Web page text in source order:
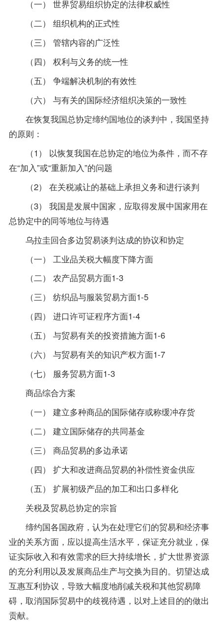
（一） 世界贸易组织协定的法律权威性
（二） 组织机构的正式性
（三） 管辖内容的广泛性
（四） 权利与义务的统一性
（五） 争端解决机制的有效性
（六） 与有关的国际经济组织决策的一致性
在恢复我国总协定缔约国地位的谈判中，我国坚持
的原则：
（1） 以恢复我国在总协定的地位为条件，而不存
在“加入”或“重新加入”的问题
（2） 在关税减让的基础上承担义务和进行谈判
（3） 我国是发展中国家，应取得发展中国家用在
总协定中的同等地位与待遇
乌拉圭回合多边贸易谈判达成的协议和协定
（一） 工业品关税大幅度下降方面
（二） 农产品贸易方面1-3
（三） 纺织品与服装贸易方面1-5
（四） 进口许可证程序方面1-4
（五） 与贸易有关的投资措施方面1-6
（六） 与贸易有关的知识产权方面1-7
（七） 服务贸易方面1-3
商品综合方案
（一） 建立多种商品的国际储存或称缓冲存货
（二） 建立国际储存的共同基金
（三） 商品贸易的多边承诺
（四） 扩大和改进商品贸易的补偿性资金供应
（五） 扩展初级产品的加工和出口多样化
关税及贸易总协定的宗旨
缔约国各国政府，认为在处理它们的贸易和经济事
业的关系方面，应以提高生活水平，保证充分就业，保
证实际收入和有效需求的巨大持续增长，扩大世界资源
的充分利用以及发展商品生产与交换为目的。切望达成
互惠互利协议，导致大幅度地削减关税和其他贸易障
碍，取消国际贸易中的歧视待遇，以对上述目的的做出
贡献。